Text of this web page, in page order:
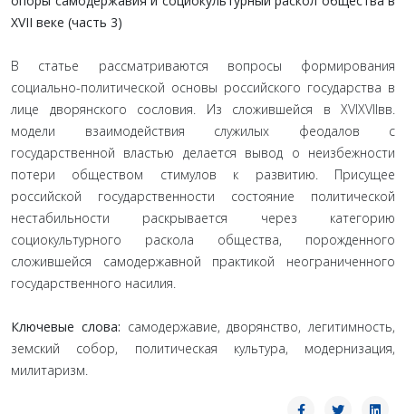
XVII веке (часть 3)
В статье рассматриваются вопросы формирования
социально-политической основы российского государства в
лице дворянского сословия. Из сложившейся в XVIXVIIвв.
модели взаимодействия служилых феодалов с
государственной властью делается вывод о неизбежности
потери обществом стимулов к развитию. Присущее
российской государственности состояние политической
нестабильности раскрывается через категорию
социокультурного раскола общества, порожденного
сложившейся самодержавной практикой неограниченного
государственного насилия.
Ключевые слова: самодержавие, дворянство, легитимность,
земский собор, политическая культура, модернизация,
милитаризм.